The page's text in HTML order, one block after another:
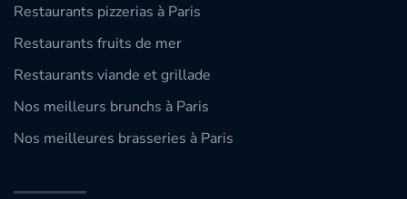
Restaurants pizzerias à Paris
Restaurants fruits de mer
Restaurants viande et grillade
Nos meilleurs brunchs à Paris
Nos meilleures brasseries à Paris